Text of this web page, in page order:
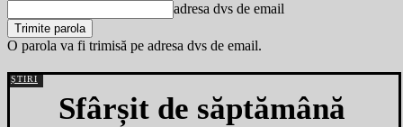
adresa dvs de email
O parola va fi trimisă pe adresa dvs de email.
ȘTIRI
Sfârșit de săptămână